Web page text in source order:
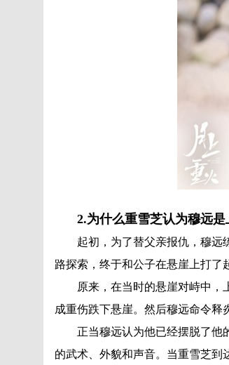
2.为什么重雪芝认为穆远是
起初，为了替父亲报仇，穆远练
路探索，终于和公子在悬崖上打了
原来，在当时的悬崖对峙中，上
成重伤跌下悬崖。然后穆远命令释
正当穆远认为他已经摆脱了他的
的武术、外貌和声音。当重雪芝到